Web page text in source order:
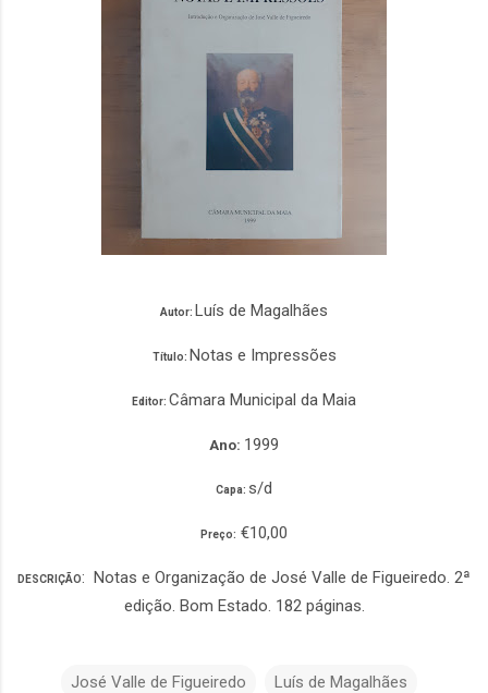
Autor: Luís de Magalhães
Título: Notas e Impressões
Editor: Câmara Municipal da Maia
Ano: 1999
Capa: s/d
Preço: €10,00
DESCRIÇÃO: Notas e Organização de José Valle de Figueiredo. 2ª
edição. Bom Estado. 182 páginas.
José Valle de Figueiredo Luís de Magalhães